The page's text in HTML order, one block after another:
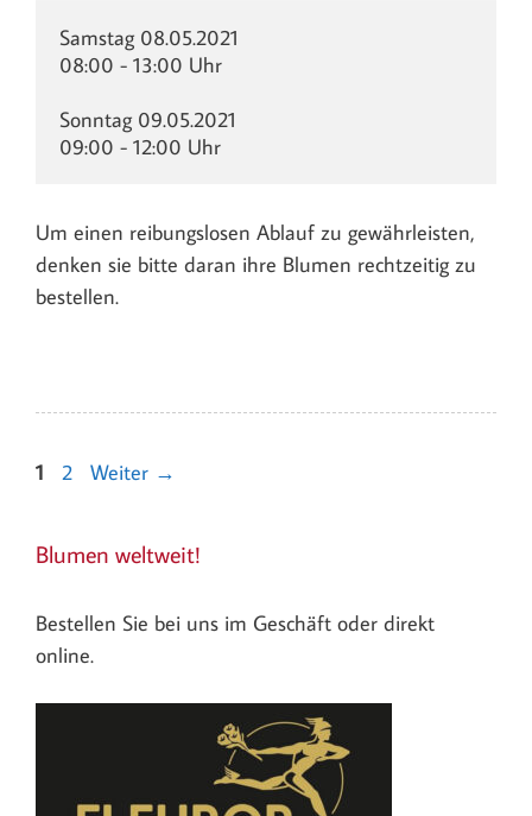
Samstag 08.05.2021
08:00 - 13:00 Uhr
Sonntag 09.05.2021
09:00 - 12:00 Uhr
Um einen reibungslosen Ablauf zu gewährleisten,
denken sie bitte daran ihre Blumen rechtzeitig zu
bestellen.
Seite
1 Seite
2 Weiter →
Blumen weltweit!
Bestellen Sie bei uns im Geschäft oder direkt
online.